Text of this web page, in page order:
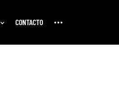
CONTACTO